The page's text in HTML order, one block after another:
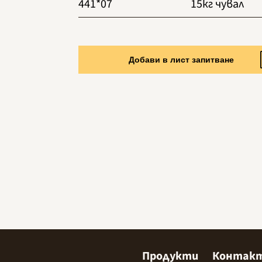
441*07
15кг чувал
Добави в лист запитване
Продукти